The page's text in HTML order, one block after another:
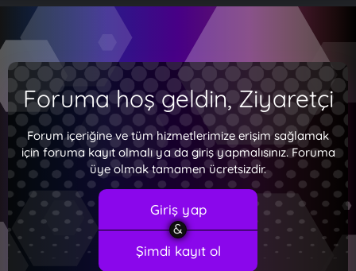
Foruma hoş geldin, Ziyaretçi
Forum içeriğine ve tüm hizmetlerimize erişim sağlamak
için foruma kayıt olmalı ya da giriş yapmalısınız. Foruma
üye olmak tamamen ücretsizdir.
Giriş yap
Şimdi kayıt ol